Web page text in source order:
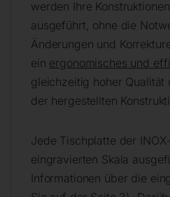
werden Ihre Konstruktionen
ausgeführt, ohne die
Änderungen und
ein ergonomisches und
gleichzeitig hoher Qualität
der hergestellten
Jede Tischplatte der
eingravierten Skala
Informationen über die